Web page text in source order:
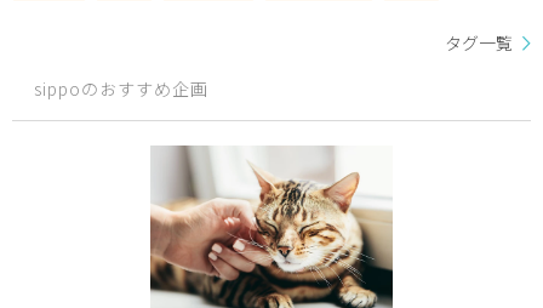
タグ一覧
sippoのおすすめ企画